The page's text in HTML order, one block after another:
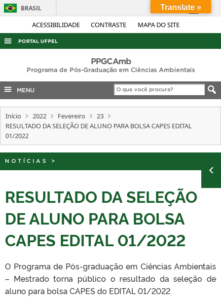
ACESSIBILIDADE CONTRASTE MAPA DO SITE
BRASIL
Simplifique!
Acesso à informação
Legislação
Canais
PORTAL UFPEL
AUDITORIA
COBALTO
CONCURSOS
EDITAIS
OUVIDORIA
TELEFONES
PPGCAmb
Programa de Pós-Graduação em Ciências Ambientais
MENU
Início 2022 Fevereiro
23
RESULTADO DA SELEÇÃO DE ALUNO PARA BOLSA CAPES EDITAL
01/2022
NOTÍCIAS >
RESULTADO DA SELEÇÃO
DE ALUNO PARA BOLSA
CAPES EDITAL 01/2022
O Programa de Pós-graduação em Ciências Ambientais
– Mestrado torna público o resultado da seleção de
aluno para bolsa CAPES do EDITAL 01/2022
Translate »